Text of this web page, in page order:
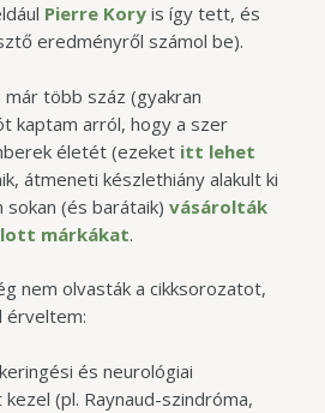
Pierre Koryis így tett, és
eredményről számol be).
több száz (gyakran
kaptam arról, hogy a szer
életét (ezeket itt lehet
átmeneti készlethiány alakult ki
(és barátaik) vásárolták
márkákat.
nem olvasták a cikksorozatot,
érveltem:
és neurológiai
(pl. Raynaud-szindróma,